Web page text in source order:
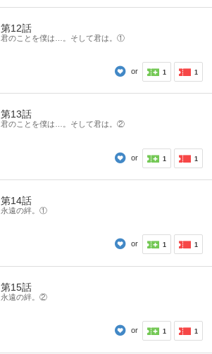
第12話
君のことを僕は…。そして君は。①
or 1 1
第13話
君のことを僕は…。そして君は。②
or 1 1
第14話
永遠の絆。①
or 1 1
第15話
永遠の絆。②
or 1 1